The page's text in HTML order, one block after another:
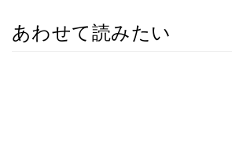
あわせて読みたい